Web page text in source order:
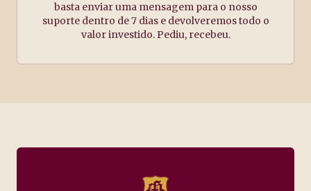
basta enviar uma mensagem para o nosso
suporte dentro de 7 dias e devolveremos todo o
valor investido. Pediu, recebeu.